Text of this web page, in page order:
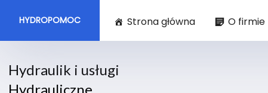
HYDROPOMOC Strona główna O firmie
Hydraulik i usługi
Hydrauliczne